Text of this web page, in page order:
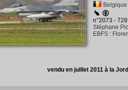
n°2073 -
Stéphane
EBFS:
vendu en juillet 2011 à la